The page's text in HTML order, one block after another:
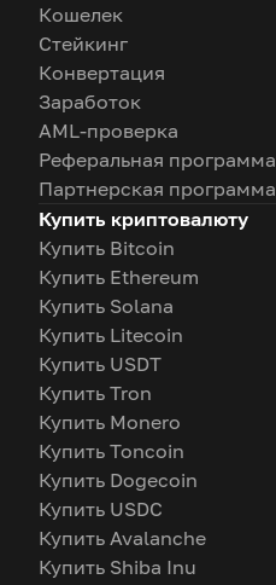
Кошелек
Стейкинг
Конвертация
Заработок
AML-проверка
Реферальная программа
Партнерская программа
Купить криптовалюту
Купить Bitcoin
Купить Ethereum
Купить Solana
Купить Litecoin
Купить USDT
Купить Tron
Купить Monero
Купить Toncoin
Купить Dogecoin
Купить USDC
Купить Avalanche
Купить Shiba Inu